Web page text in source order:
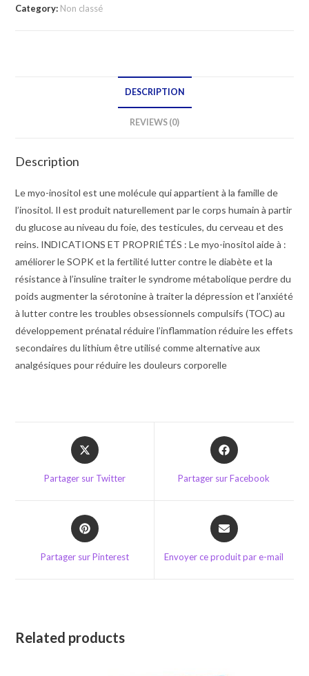
INOSITOL
Category: Non classé
DESCRIPTION
REVIEWS (0)
Description
Le myo-inositol est une molécule qui appartient à la famille de
l’inositol. Il est produit naturellement par le corps humain à partir
du glucose au niveau du foie, des testicules, du cerveau et des
reins. INDICATIONS ET PROPRIÉTÉS : Le myo-inositol aide à :
améliorer le SOPK et la fertilité lutter contre le diabète et la
résistance à l’insuline traiter le syndrome métabolique perdre du
poids augmenter la sérotonine à traiter la dépression et l’anxiété
à lutter contre les troubles obsessionnels compulsifs (TOC) au
développement prénatal réduire l’inflammation réduire les effets
secondaires du lithium être utilisé comme alternative aux
analgésiques pour réduire les douleurs corporelle
Opens
in
new
Partager sur Twitter
Opens
in
Partager sur Facebook
Opens
in
Partager sur Pinterest
Opens
in
new
Envoyer ce produit par e-mail
Related products